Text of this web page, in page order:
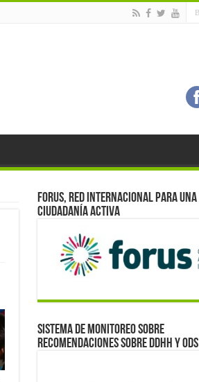
Forus, red internacional para una
ciudadanía activa
Sistema de monitoreo sobre
recomendaciones sobre DDHH y ODS